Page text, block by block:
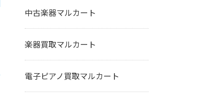
中古楽器マルカート
楽器買取マルカート
電子ピアノ買取マルカート